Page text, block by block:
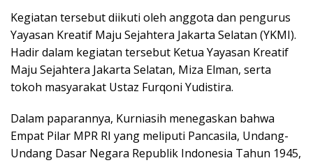
Kegiatan tersebut diikuti oleh anggota dan pengurus
Yayasan Kreatif Maju Sejahtera Jakarta Selatan (YKMI).
Hadir dalam kegiatan tersebut Ketua Yayasan Kreatif
Maju Sejahtera Jakarta Selatan, Miza Elman, serta
tokoh masyarakat Ustaz Furqoni Yudistira.
Dalam paparannya, Kurniasih menegaskan bahwa
Empat Pilar MPR RI yang meliputi Pancasila, Undang-
Undang Dasar Negara Republik Indonesia Tahun 1945,